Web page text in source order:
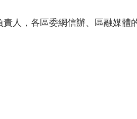
人，各區委網信辦、區融媒體